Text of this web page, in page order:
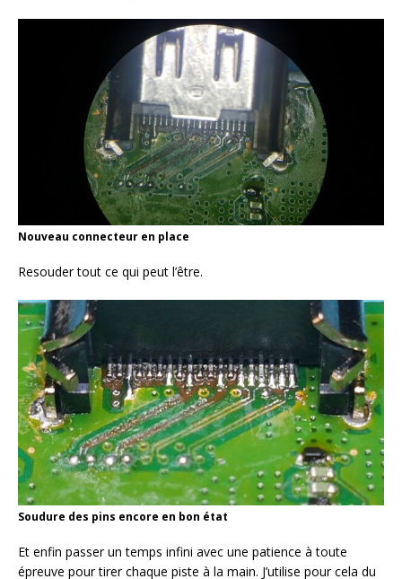
Nouveau connecteur en place
Resouder tout ce qui peut l’être.
Soudure des pins encore en bon état
Et enfin passer un temps infini avec une patience à toute
épreuve pour tirer chaque piste à la main. J’utilise pour cela du